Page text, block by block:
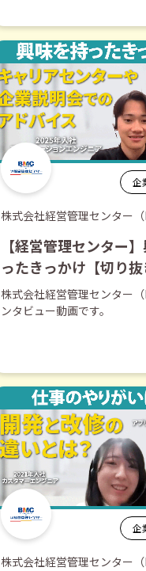
企
株式会社経営管理センター（
【経営管理センター
ったきっかけ【切り抜
株式会社経営管理センター
ンタビュー動画です。
企
株式会社経営管理センター（